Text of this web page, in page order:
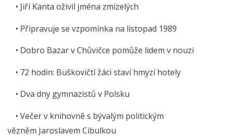
• Jiří Kanta oživil jména zmizelých
• Připravuje se vzpomínka na listopad 1989
• Dobro Bazar v Chůvičce pomůže lidem v nouzi
• 72 hodin: Buškovičtí žáci staví hmyzí hotely
• Dva dny gymnazistů v Polsku
• Večer v knihovně s bývalým politickým
vězněm Jaroslavem Cibulkou